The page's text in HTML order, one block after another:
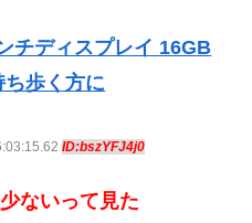
チディスプレイ 16GB
歩く方に
ID:bszYFJ4j0
ないって見た